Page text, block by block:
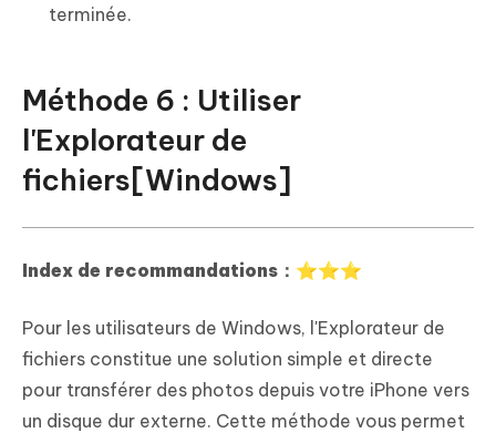
terminée.
Méthode 6 : Utiliser
l'Explorateur de
fichiers[Windows]
Index de recommandations：⭐⭐⭐
Pour les utilisateurs de Windows, l'Explorateur de
fichiers constitue une solution simple et directe
pour transférer des photos depuis votre iPhone vers
un disque dur externe. Cette méthode vous permet